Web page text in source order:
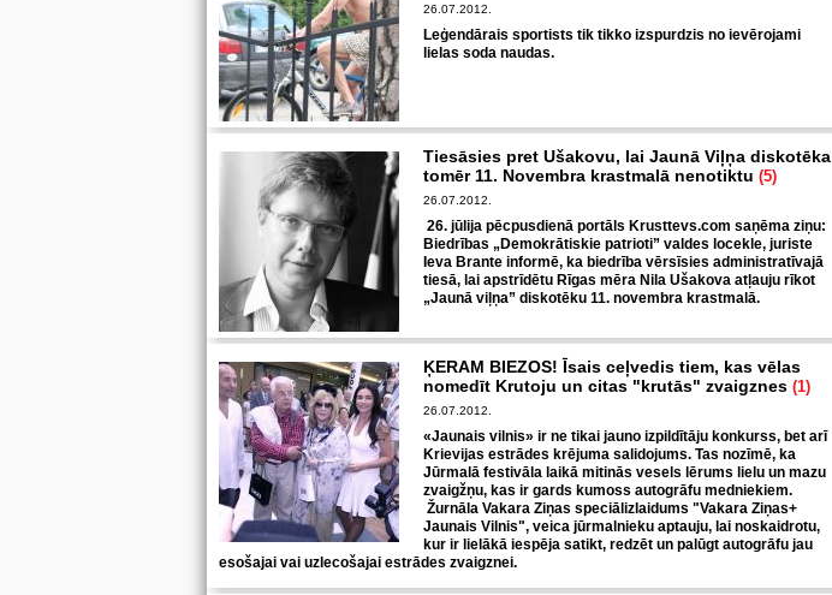
26.07.2012.
Leģendārais sportists tik tikko izspurdzis no ievērojami
lielas soda naudas.
Tiesāsies pret Ušakovu, lai Jaunā Viļņa diskotēka
tomēr 11. Novembra krastmalā nenotiktu (5)
26.07.2012.
26. jūlija pēcpusdienā portāls Krusttevs.com saņēma ziņu:
Biedrības „Demokrātiskie patrioti” valdes locekle, juriste
Ieva Brante informē, ka biedrība vērsīsies administratīvajā
tiesā, lai apstrīdētu Rīgas mēra Nila Ušakova atļauju rīkot
„Jaunā viļņa” diskotēku 11. novembra krastmalā.
ĶERAM BIEZOS! Īsais ceļvedis tiem, kas vēlas
nomedīt Krutoju un citas "krutās" zvaigznes (1)
26.07.2012.
«Jaunais vilnis» ir ne tikai jauno izpildītāju konkurss, bet arī
Krievijas estrādes krējuma salidojums. Tas nozīmē, ka
Jūrmalā festivāla laikā mitinās vesels lērums lielu un mazu
zvaigžņu, kas ir gards kumoss autogrāfu medniekiem.
Žurnāla Vakara Ziņas speciālizlaidums "Vakara Ziņas+
Jaunais Vilnis", veica jūrmalnieku aptauju, lai noskaidrotu,
kur ir lielākā iespēja satikt, redzēt un palūgt autogrāfu jau
esošajai vai uzlecošajai estrādes zvaigznei.